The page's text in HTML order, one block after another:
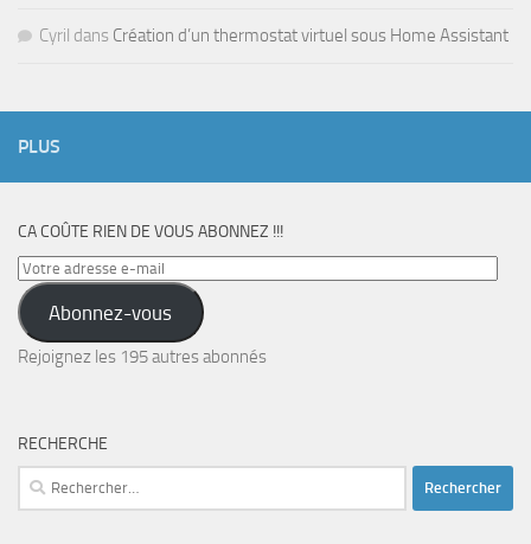
Cyril dans Création d’un thermostat virtuel sous Home Assistant
PLUS
CA COÛTE RIEN DE VOUS ABONNEZ !!!
Votre
adresse
e-
mail
Abonnez-vous
Rejoignez les 195 autres abonnés
RECHERCHE
Rechercher :